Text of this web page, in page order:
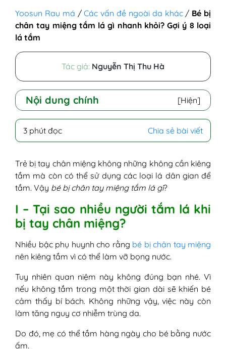
Yoosun Rau má /Các vấn đề ngoài da khác/ Bé bị
chân tay miệng tắm lá gì nhanh khỏi? Gợi ý 8 loại
lá tắm
Tác giả: Nguyễn Thị Thu Hà
Nội dung chính [Hiện]
chân miệng?
là tắm cho bé khi bị tay chân miệng!
1. Lá trà xanh
2. Lá chè vằng
4. Lá kinh giới
5. Lá rau sam
7. Lá nhọ nồi
8. Lá tía tô
miệng
3 phút đọc Chia sẻ bài viết
Trẻ bị tay chân miệng không những không cần kiêng
tắm mà còn có thể sử dụng các loại lá dân gian để
tắm. Vậy bé bị chân tay miệng tắm lá gì?
I – Tại sao nhiều người tắm lá khi
bị tay chân miệng?
Nhiều bậc phụ huynh cho rằng bé bị chân tay miệng
nên kiêng tắm vì có thể làm vỡ bọng nước.
Tuy nhiên quan niệm này không đúng bạn nhé. Vì
nếu không tắm trong một thời gian dài sẽ khiến bé
cảm thấy bí bách. Không những vậy, việc này còn
làm tăng nguy cơ nhiễm trùng da.
Do đó, mẹ có thể tắm hàng ngày cho bé bằng nước
ấm.